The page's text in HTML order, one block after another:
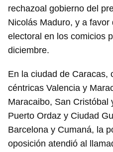
rechazoal gobierno del
Nicolás Maduro, y a favor
electoral en los comicios
diciembre.
En la ciudad de Caracas,
céntricas Valencia y
Maracaibo, San Cristóbal
Puerto Ordaz y Ciudad
Barcelona y Cumaná, la
oposición atendió al